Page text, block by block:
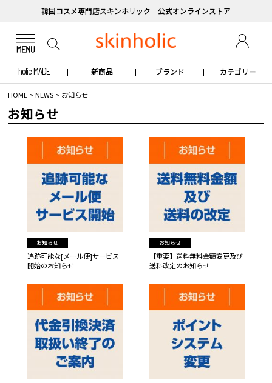
韓国コスメ専門店スキンホリック 公式オンラインストア
holic MADE 新商品 ブランド カテゴリー
HOME >NEWS > お知らせ
お知らせ
お知らせ
追跡可能な[メール便]サービス
開始のお知らせ
お知らせ
【重要】送料無料金額変更及び
送料改定のお知らせ